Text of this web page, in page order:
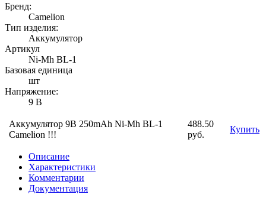
Бренд:
Camelion
Тип изделия:
Аккумулятор
Артикул
Ni-Mh BL-1
Базовая единица
шт
Напряжение:
9 В
Аккумулятор 9В 250mAh Ni-Mh BL-1
Camelion !!!
488.50
руб.
Купить
Описание
Характеристики
Комментарии
Документация